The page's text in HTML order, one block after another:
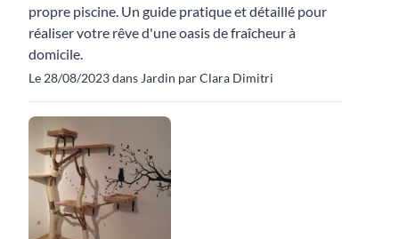
propre piscine. Un guide pratique et détaillé pour
réaliser votre rêve d'une oasis de fraîcheur à
domicile.
Le 28/08/2023 dans Jardin par Clara Dimitri